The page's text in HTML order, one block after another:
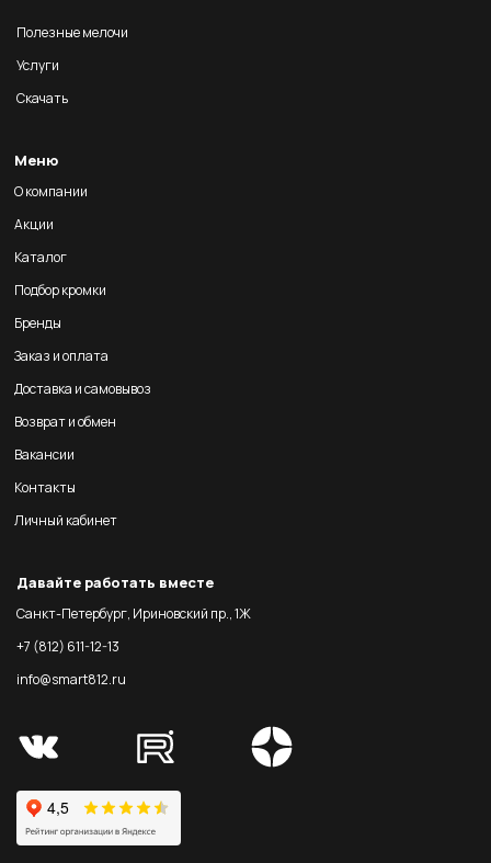
Полезные мелочи
Услуги
Скачать
Меню
О компании
Акции
Каталог
Подбор кромки
Бренды
Заказ и оплата
Доставка и самовывоз
Возврат и обмен
Вакансии
Контакты
Личный кабинет
Давайте работать вместе
Санкт-Петербург, Ириновский пр., 1Ж
+7 (812) 611-12-13
info@smart812.ru